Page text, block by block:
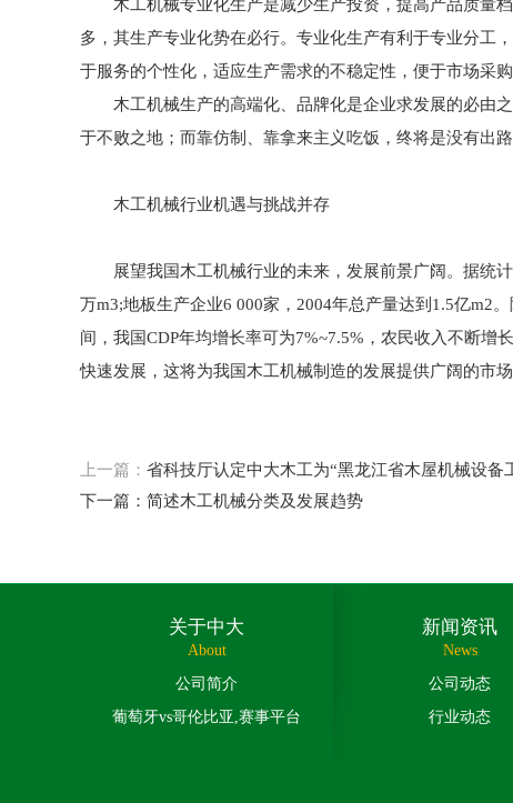
木工机械专业化生产是减少生产投资，提高产品质量档
多，其生产专业化势在必行。专业化生产有利于专业分工
于服务的个性化，适应生产需求的不稳定性，便于市场采购
木工机械生产的高端化、品牌化是企业求发展的必由之
于不败之地；而靠仿制、靠拿来主义吃饭，终将是没有出路
木工机械行业机遇与挑战并存
展望我国木工机械行业的未来，发展前景广阔。据统计
万m3;地板生产企业6 000家，2004年总产量达到1.5亿m2
间，我国CDP年均增长率可为7%~7.5%，农民收入不断
快速发展，这将为我国木工机械制造的发展提供广阔的市场
上一篇： 省科技厅认定中大木工为“黑龙江省木屋机械设备
下一篇： 简述木工机械分类及发展趋势
关于中大
About
公司简介
葡萄牙vs哥伦比亚,赛事平台
新闻资讯
News
公司动态
行业动态